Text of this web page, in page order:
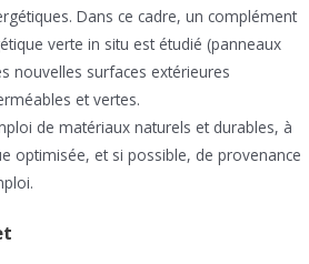
Dans ce cadre, un complément
verte in situ est étudié (panneaux
nouvelles surfaces extérieures
et vertes.
de matériaux naturels et durables, à
optimisée, et si possible, de provenance